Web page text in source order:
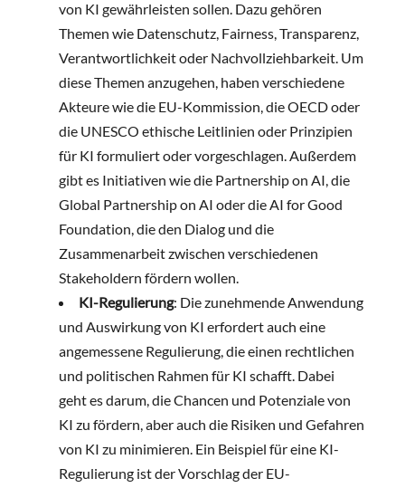
von KI gewährleisten sollen. Dazu gehören
Themen wie Datenschutz, Fairness, Transparenz,
Verantwortlichkeit oder Nachvollziehbarkeit. Um
diese Themen anzugehen, haben verschiedene
Akteure wie die EU-Kommission, die OECD oder
die UNESCO ethische Leitlinien oder Prinzipien
für KI formuliert oder vorgeschlagen. Außerdem
gibt es Initiativen wie die Partnership on AI, die
Global Partnership on AI oder die AI for Good
Foundation, die den Dialog und die
Zusammenarbeit zwischen verschiedenen
Stakeholdern fördern wollen.
KI-Regulierung: Die zunehmende Anwendung
und Auswirkung von KI erfordert auch eine
angemessene Regulierung, die einen rechtlichen
und politischen Rahmen für KI schafft. Dabei
geht es darum, die Chancen und Potenziale von
KI zu fördern, aber auch die Risiken und Gefahren
von KI zu minimieren. Ein Beispiel für eine KI-
Regulierung ist der Vorschlag der EU-